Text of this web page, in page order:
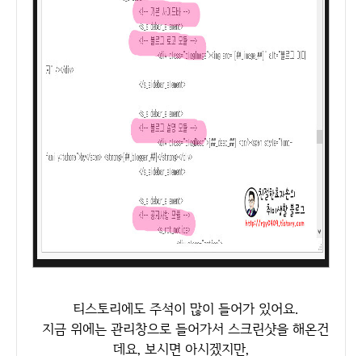
티스토리에도 주석이 많이 들어가 있어요.
지금 위에는 관리창으로 들어가서 스크린샷을 해온건
데요, 보시면 아시겠지만,